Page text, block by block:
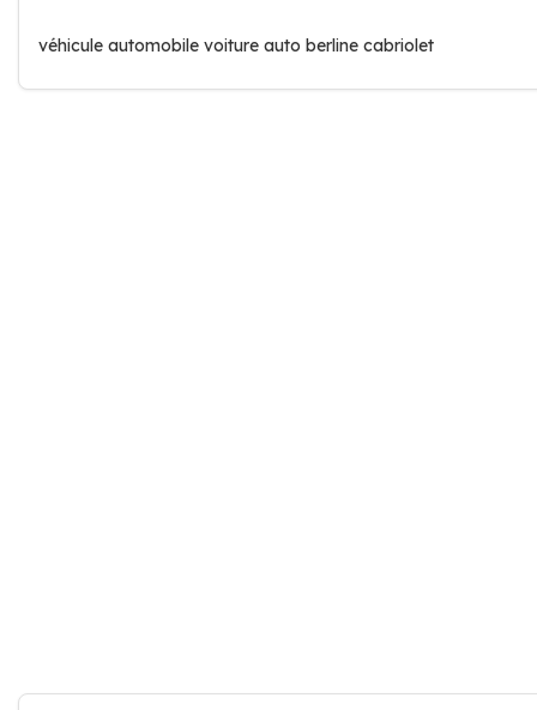
véhicule automobile voiture auto berline cabriolet